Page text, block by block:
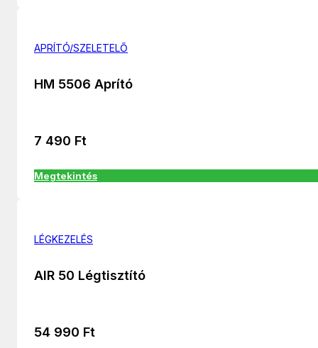
APRÍTÓ/SZELETELŐ
HM 5506 Aprító
7 490 Ft
Megtekintés
LÉGKEZELÉS
AIR 50 Légtisztító
54 990 Ft